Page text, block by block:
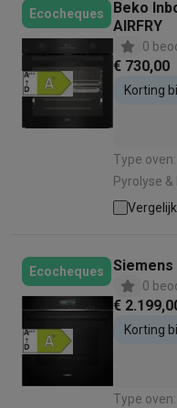
Ecocheques
Beko
AIRFRY
0
€ 730,00
Korting
Type oven:
Pyrolyse & hydrolyse
Energie-
Vergelijk
Ecocheques Siemens
0
€
Korting
Type oven: